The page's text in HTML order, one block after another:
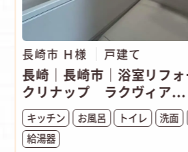
長崎市 Ｈ様 戸建て
長崎｜長崎市｜浴室リフォ
クリナップ ラクヴィア...
キッチン お風呂 トイレ 洗面
給湯器